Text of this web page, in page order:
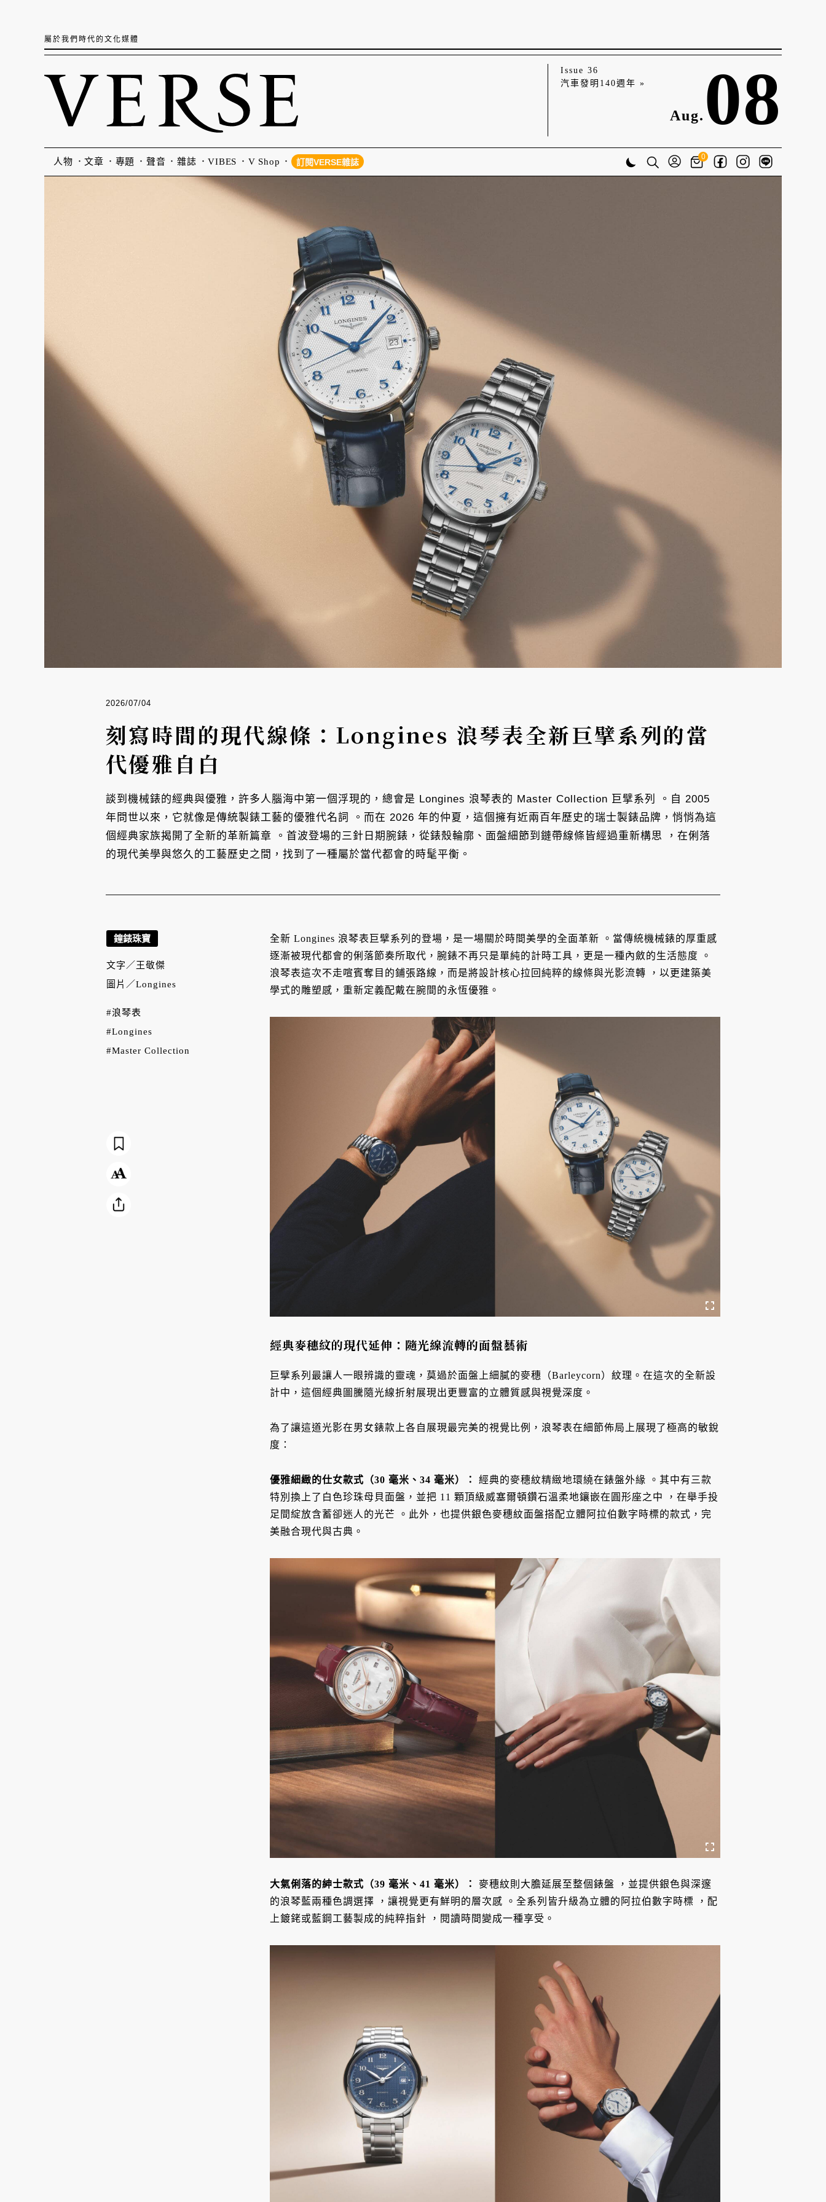
屬於我們時代的文化媒體
Issue 36
汽車發明140週年 »
Aug. 08
人物 文章 專題 聲音 雜誌 VIBES V Shop 訂閱VERSE雜誌
0
2026/07/04
刻寫時間的現代線條：Longines 浪琴表全新巨擘系列的當
代優雅自白
談到機械錶的經典與優雅，許多人腦海中第一個浮現的，總會是 Longines 浪琴表的 Master Collection 巨擘系列 。自 2005
年問世以來，它就像是傳統製錶工藝的優雅代名詞 。而在 2026 年的仲夏，這個擁有近兩百年歷史的瑞士製錶品牌，悄悄為這
個經典家族揭開了全新的革新篇章 。首波登場的三針日期腕錶，從錶殼輪廓、面盤細節到鏈帶線條皆經過重新構思 ，在俐落
的現代美學與悠久的工藝歷史之間，找到了一種屬於當代都會的時髦平衡。
全新 Longines 浪琴表巨擘系列的登場，是一場關於時間美學的全面革新
。當傳統機械錶的厚重感
逐漸被現代都會的俐落節奏所取代，腕錶不再只是單純的計時工具，更是一種內斂的生活態度
。
浪琴表這次不走喧賓奪目的鋪張路線，而是將設計核心拉回純粹的線條與光影流轉
，以更建築美
學式的雕塑感，重新定義配戴在腕間的永恆優雅 。
經典麥穗紋的現代延伸：隨光線流轉的面盤藝術
巨擘系列最讓人一眼辨識的靈魂，莫過於面盤上細膩的麥穗（Barleycorn）紋理。在這次的全新設
計中，這個經典圖騰隨光線折射展現出更豐富的立體質感與視覺深度。
為了讓這道光影在男女錶款上各自展現最完美的視覺比例，浪琴表在細節佈局上展現了極高的敏銳
度：
優雅細緻的仕女款式（30 毫米、34 毫米） ： 經典的麥穗紋精緻地環繞在錶盤外緣
。其中有三款
特別換上了白色珍珠母貝面盤，並把 11 顆頂級威塞爾頓鑽石溫柔地鑲嵌在圓形座之中
，在舉手投
足間綻放含蓄卻迷人的光芒
。此外，也提供銀色麥穗紋面盤搭配立體阿拉伯數字時標的款式，完
美融合現代與古典 。
大氣俐落的紳士款式（39 毫米、41 毫米） ： 麥穗紋則大膽延展至整個錶盤
，並提供銀色與深邃
的浪琴藍兩種色調選擇
，讓視覺更有鮮明的層次感 。全系列皆升級為立體的阿拉伯數字時標
，配
上鍍銠或藍鋼工藝製成的純粹指針
，閱讀時間變成一種享受。
鐘錶珠寶
文字／ 王敬傑
圖片／Longines
#浪琴表
#Longines
#Master Collection